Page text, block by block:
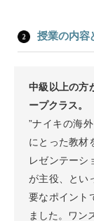
授業の内容
中級以上の方
ープクラス。
”ナイキの海
にとった教材
レゼンテーシ
が主役、とい
要なポイント
ました。ワン